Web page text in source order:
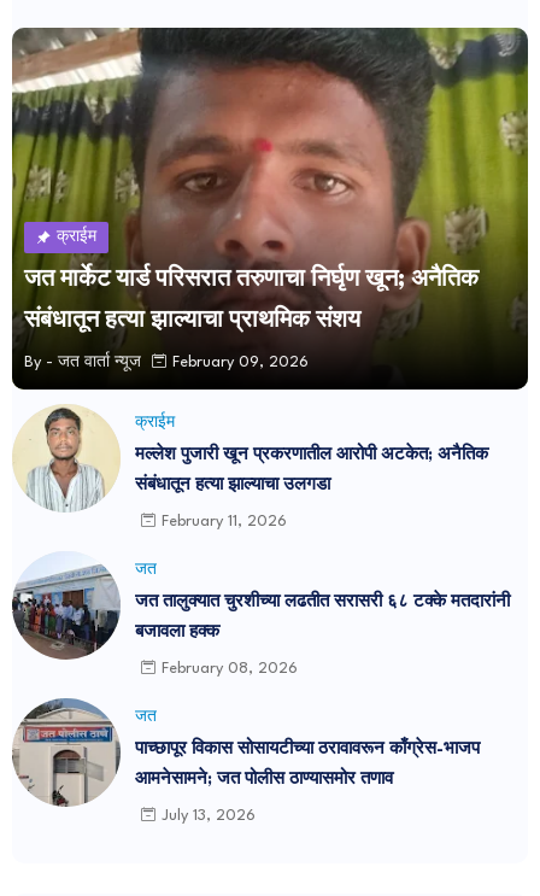
क्राईम
जत मार्केट यार्ड परिसरात तरुणाचा निर्घृण खून; अनैतिक
संबंधातून हत्या झाल्याचा प्राथमिक संशय
By - जत वार्ता न्यूज February 09, 2026
क्राईम
मल्लेश पुजारी खून प्रकरणातील आरोपी अटकेत; अनैतिक
संबंधातून हत्या झाल्याचा उलगडा
February 11, 2026
जत
जत तालुक्यात चुरशीच्या लढतीत सरासरी ६८ टक्के मतदारांनी
बजावला हक्क
February 08, 2026
जत
पाच्छापूर विकास सोसायटीच्या ठरावावरून काँग्रेस-भाजप
आमनेसामने; जत पोलीस ठाण्यासमोर तणाव
July 13, 2026